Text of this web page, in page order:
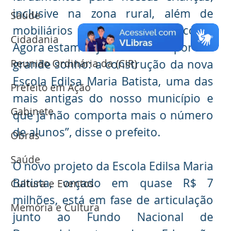
Saúde
Cidadania
Reunião Ordinária da (CIR)
Prefeito em Ação
Gabinete
Obras
Saúde
Cultura e Eventos
Memória e Cultura
inclusive na zona rural, além de
mobiliários novos para as escolas.
Agora estamos juntos na luta por um
grande sonho: a construção da nova
Escola Edilsa Maria Batista, uma das
mais antigas do nosso município e
que já não comporta mais o número
de alunos”, disse o prefeito.
O novo projeto da Escola Edilsa Maria
Batista, orçado em quase R$ 7
milhões, está em fase de articulação
junto ao Fundo Nacional de